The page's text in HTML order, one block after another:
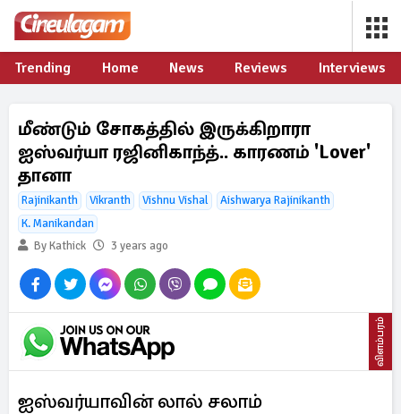
Trending Home News Reviews Interviews
மீண்டும் சோகத்தில் இருக்கிறாரா
ஐஸ்வர்யா ரஜினிகாந்த்.. காரணம் 'Lover'
தானா
Rajinikanth Vikranth Vishnu Vishal
Aishwarya Rajinikanth
K. Manikandan
By Kathick
3 years ago
விளம்பரம்
ஐஸ்வர்யாவின் லால் சலாம்